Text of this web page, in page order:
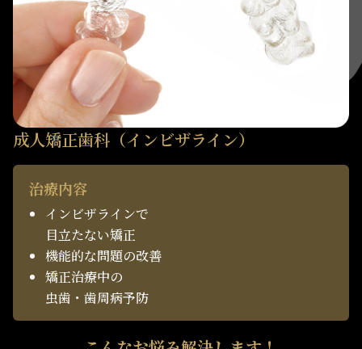
成人矯正歯科（インビザライン）
治療内容
インビザラインで
目立たない矯正
機能的な問題の改善
矯正治療中の
虫歯・歯周病予防